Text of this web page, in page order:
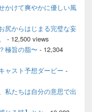
かけて爽やかに優しい風
尻からはじまる完璧な妄
- 12,500 views
極旨の脂〜 - 12,304
ャスト予想ダービー -
私たちは自分の意思で出